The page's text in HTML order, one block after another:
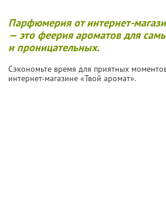
Парфюмерия от интернет-
— это феерия ароматов для
и проницательных.
Сэкономьте время для приятных
интернет-магазине «Твой аромат».